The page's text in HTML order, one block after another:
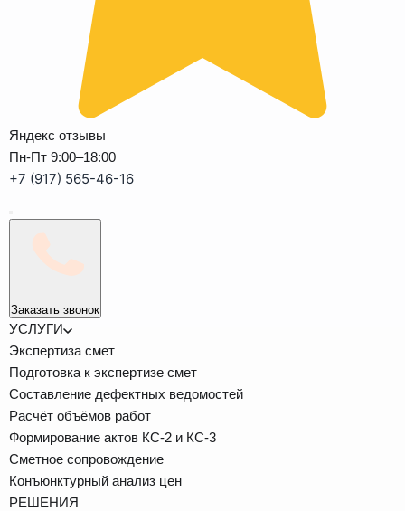
Яндекс отзывы
Пн-Пт 9:00–18:00
+7 (917) 565-46-16
Заказать звонок
УСЛУГИ
Экспертиза смет
Подготовка к экспертизе смет
Составление дефектных ведомостей
Расчёт объёмов работ
Формирование актов КС-2 и КС-3
Сметное сопровождение
Конъюнктурный анализ цен
РЕШЕНИЯ